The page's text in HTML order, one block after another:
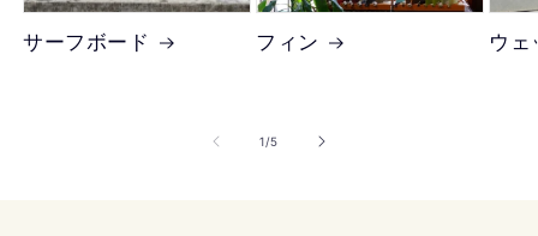
サーフボード フィン ウェ
1/の
5